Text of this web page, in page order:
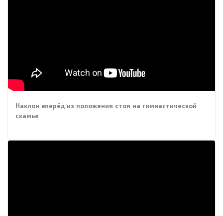
Наклон вперёд из положения стоя на гимнастической
скамье